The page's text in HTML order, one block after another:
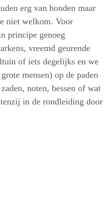
erg van honden maar
niet welkom. Voor
principe genoeg
vreemd geurende
of iets degelijks en we
mensen) op de paden
noten, bessen of wat
in de rondleiding door